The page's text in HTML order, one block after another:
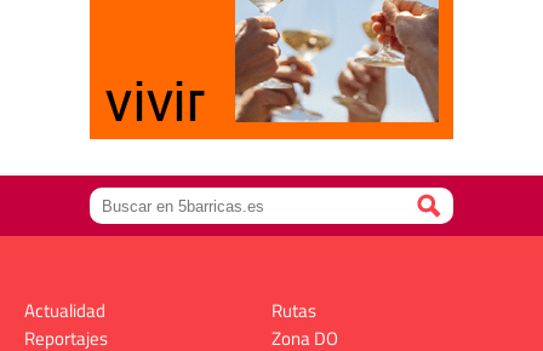
Actualidad
Reportajes
Rutas
Zona DO